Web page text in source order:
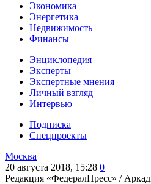
Экономика
Энергетика
Недвижимость
Финансы
Энциклопедия
Эксперты
Экспертные мнения
Личный взгляд
Интервью
Подписка
Спецпроекты
Москва
20 августа 2018, 15:28 0
Редакция «ФедералПресс» /